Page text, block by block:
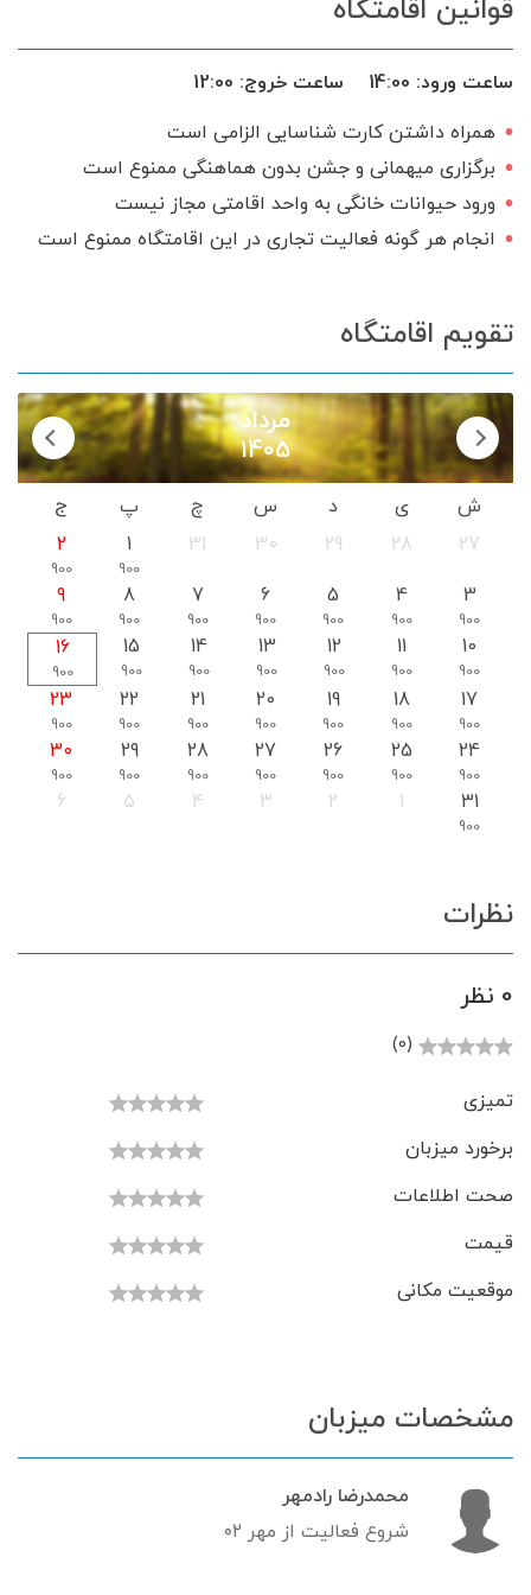
فضای سبز
اجاق گازقوانین اقامتگاه
ساعت ورود: 14:00 ساعت خروج: 12:00
همراه داشتن کارت شناسایی الزامی است
برگزاری میهمانی و جشن بدون هماهنگی ممنوع است
ورود حیوانات خانگی به واحد اقامتی مجاز نیست
انجام هر گونه فعالیت تجاری در این اقامتگاه ممنوع است
تقویم اقامتگاه
مرداد
1405
ش ی د س چ پ
ج
27
28
29
30
31
1
900
2
900
3
900
4
900
5
900
6
900
7
900
8
900
9
900
10
900
11
900
12
900
13
900
14
900
15
900
16
900
17
900
18
900
19
900
20
900
21
900
22
900
23
900
24
900
25
900
26
900
27
900
28
900
29
900
30
900
31
900
1
2
3
4
5
6
نظرات
0 نظر
(0)
تمیزی
برخورد میزبان
صحت اطلاعات
قیمت
موقعیت مکانی
مشخصات میزبان
محمدرضا رادمهر
شروع فعالیت از مهر ۰۲